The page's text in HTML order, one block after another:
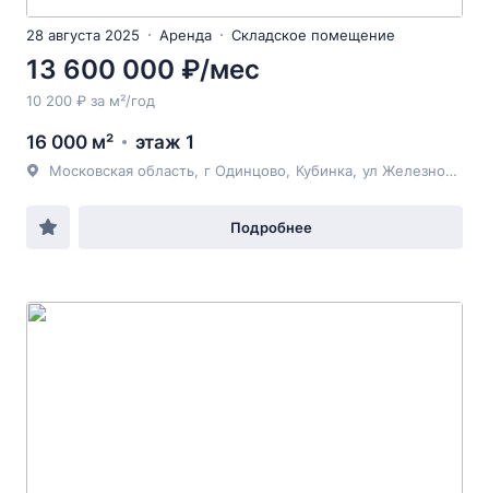
28 августа 2025 Аренда Складское помещение
13 600 000 ₽/мес
10 200 ₽ за м²/год
16 000 м² этаж 1
Московская область г Одинцово Кубинка ул Железнодорожная
Подробнее